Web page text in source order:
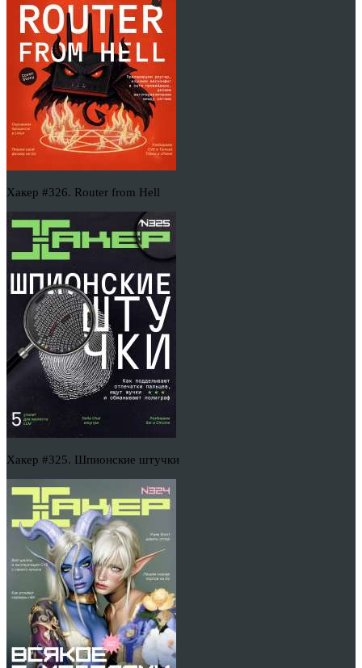
Хакер #326. Router from Hell
Хакер #325. Шпионские штучки